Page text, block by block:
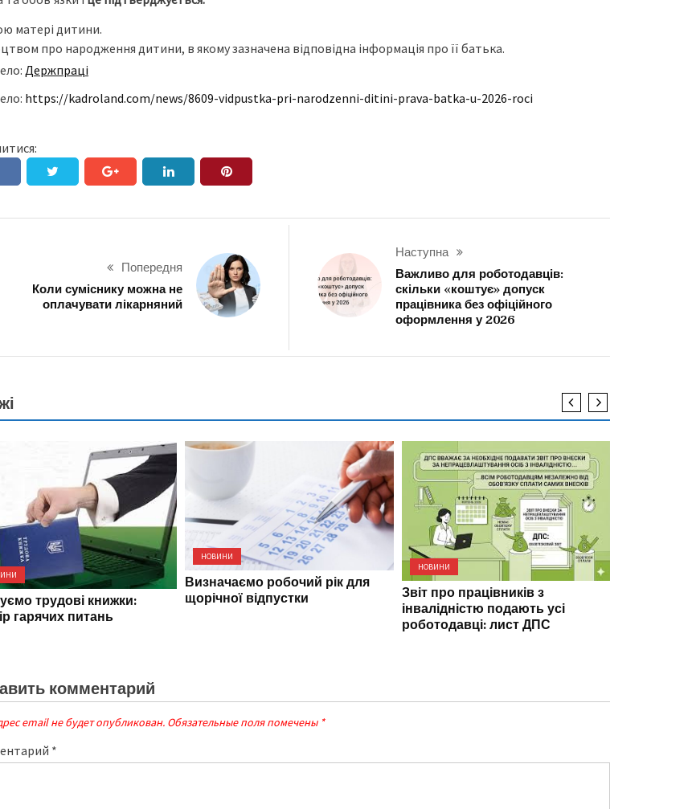
матері дитини.
про народження дитини, в якому зазначена відповідна інформація про її батька.
Держпраці
https://kadroland.com/news/8609-vidpustka-pri-narodzenni-ditini-prava-batka-u-2026-roci
Попередня
Коли суміснику можна не
оплачувати лікарняний
Наступна
Важливо для роботодавців:
скільки «коштує» допуск
працівника без офіційного
оформлення у 2026
трудові книжки:
гарячих питань
НОВИНИ
Визначаємо робочий рік для
щорічної відпустки
НОВИНИ
Звіт про працівників з
інвалідністю подають усі
роботодавці: лист ДПС
комментарий
email не будет опубликован. Обязательные поля помечены *
*